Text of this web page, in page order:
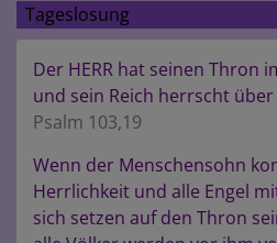
Tageslosung
Der HERR hat seinen Thron
und sein Reich herrscht über
Psalm 103,19
Wenn der Menschensohn
Herrlichkeit und alle Engel
sich setzen auf den Thron